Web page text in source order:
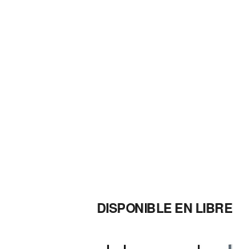
DISPONIBLE EN